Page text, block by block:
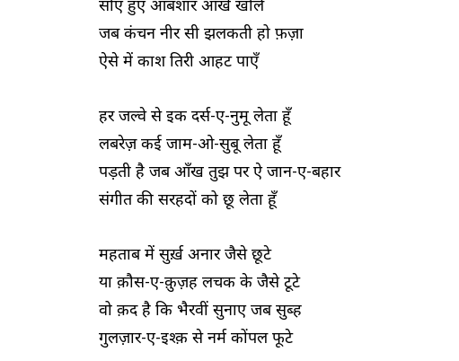
सोए हुए आबशार आँखें खोलें
जब कंचन नीर सी झलकती हो फ़ज़ा
ऐसे में काश तिरी आहट पाएँ
हर जल्वे से इक दर्स-ए-नुमू लेता हूँ
लबरेज़ कई जाम-ओ-सुबू लेता हूँ
पड़ती है जब आँख तुझ पर ऐ जान-ए-बहार
संगीत की सरहदों को छू लेता हूँ
महताब में सुर्ख़ अनार जैसे छूटे
या क़ौस-ए-क़ुज़ह लचक के जैसे टूटे
वो क़द है कि भैरवीं सुनाए जब सुब्ह
गुलज़ार-ए-इश्क़ से नर्म कोंपल फूटे